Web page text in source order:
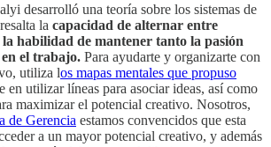
desarrolló una teoría sobre los sistemas de
la capacidad de alternar entre
habilidad de mantener tanto la pasión
el trabajo. Para ayudarte y organizarte con
utiliza los mapas mentales que propuso
en utilizar líneas para asociar ideas, así como
maximizar el potencial creativo. Nosotros,
de Gerencia estamos convencidos que esta
a un mayor potencial creativo, y además